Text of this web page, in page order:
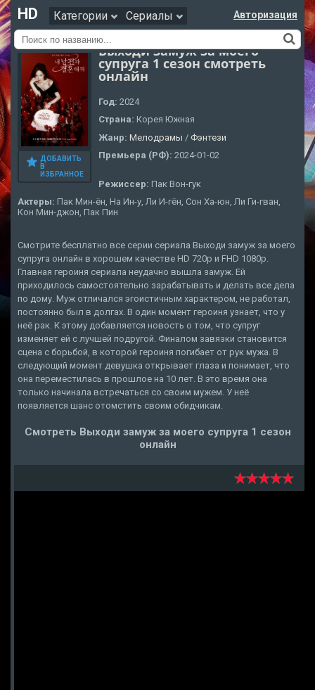
HD Категории Сериалы Авторизация
ДОБАВИТЬ
В
ИЗБРАННОЕ
Выходи замуж за моего
супруга 1 сезон смотреть
онлайн
Год: 2024
Страна: Корея Южная
Жанр: Мелодрамы / Фэнтези
Премьера (РФ): 2024-01-02
Режиссер: Пак Вон-гук
Актеры: Пак Мин-ён, На Ин-у, Ли И-гён, Сон Ха-юн, Ли Ги-гван,
Кон Мин-джон, Пак Пин
Смотрите бесплатно все серии сериала Выходи замуж за моего
супруга онлайн в хорошем качестве HD 720p и FHD 1080p.
Главная героиня сериала неудачно вышла замуж. Ей
приходилось самостоятельно зарабатывать и делать все дела
по дому. Муж отличался эгоистичным характером, не работал,
постоянно был в долгах. В один момент героиня узнает, что у
неё рак. К этому добавляется новость о том, что супруг
изменяет ей с лучшей подругой. Финалом завязки становится
сцена с борьбой, в которой героиня погибает от рук мужа. В
следующий момент девушка открывает глаза и понимает, что
она переместилась в прошлое на 10 лет. В это время она
только начинала встречаться со своим мужем. У неё
появляется шанс отомстить своим обидчикам.
Смотреть Выходи замуж за моего супруга 1 сезон
онлайн